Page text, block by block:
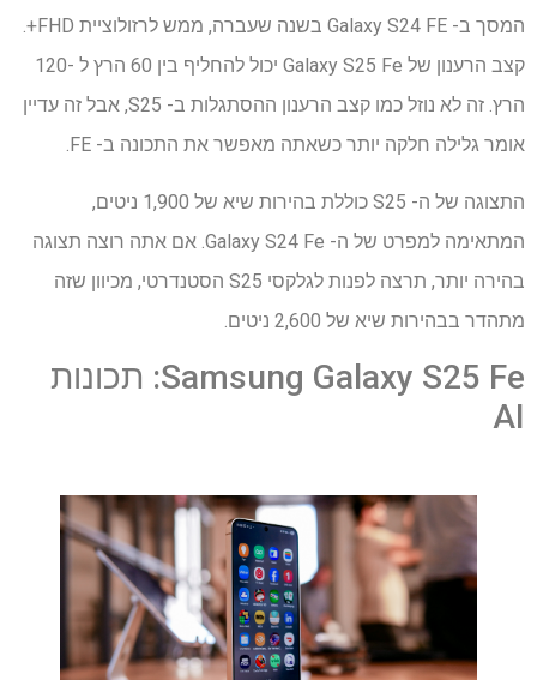
המסך ב- Galaxy S24 FE בשנה שעברה, ממש לרזולוציית FHD+.
קצב הרענון של Galaxy S25 Fe יכול להחליף בין 60 הרץ ל -120
הרץ. זה לא נוזל כמו קצב הרענון ההסתגלות ב- S25, אבל זה עדיין
אומר גלילה חלקה יותר כשאתה מאפשר את התכונה ב- FE.
התצוגה של ה- S25 כוללת בהירות שיא של 1,900 ניטים,
המתאימה למפרט של ה- Galaxy S24 Fe. אם אתה רוצה תצוגה
בהירה יותר, תרצה לפנות לגלקסי S25 הסטנדרטי, מכיוון שזה
מתהדר בבהירות שיא של 2,600 ניטים.
Samsung Galaxy S25 Fe: תכונות
AI